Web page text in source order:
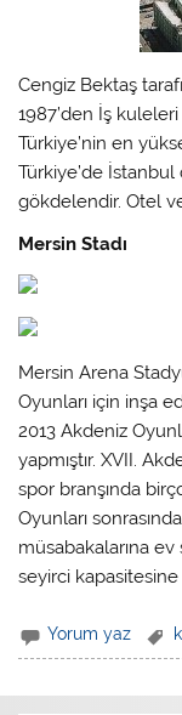
Cengiz Bektaş
1987’den İş kuleleri
Türkiye’nin en
Türkiye’de İstanbul
gökdelendir. Otel
Mersin Stadı
Mersin Arena
Oyunları için inşa
2013 Akdeniz
yapmıştır. XVII.
spor branşında
Oyunları
müsabakalarına ev
seyirci kapasitesine
Yorum yaz